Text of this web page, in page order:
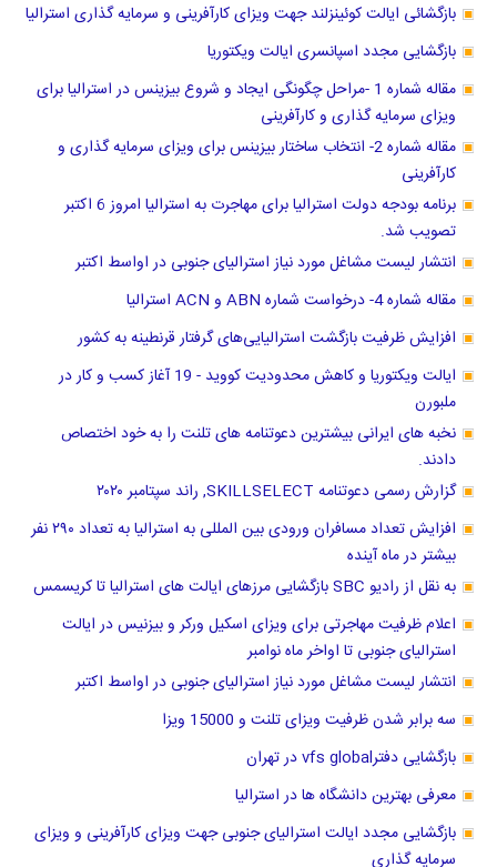
بازگشائی ایالت کوئینزلند جهت ویزای کارآفرینی و سرمایه گذاری استرالیا
بازگشایی مجدد اسپانسری ایالت ویکتوریا
مقاله شماره 1 -مراحل چگونگی ایجاد و شروع بیزینس در استرالیا برای
ویزای سرمایه گذاری و کارآفرینی
مقاله شماره 2- انتخاب ساختار بیزینس برای ویزای سرمایه گذاری و
کارآفرینی
برنامه بودجه دولت استرالیا برای مهاجرت به استرالیا امروز 6 اکتبر
تصویب شد.
انتشار لیست مشاغل مورد نیاز استرالیای جنوبی در اواسط اکتبر
مقاله شماره 4- درخواست شماره ABN و ACN استرالیا
افزایش ظرفیت بازگشت استرالیایی‌های گرفتار قرنطینه به کشور
ایالت ویکتوریا و کاهش محدودیت کووید - 19 آغاز کسب و کار در
ملبورن
نخبه های ایرانی بیشترین دعوتنامه های تلنت را به خود اختصاص
دادند.
گزارش رسمی دعوتنامه SKILLSELECT, راند سپتامبر ۲۰۲۰
افزایش تعداد مسافران ورودی بین المللی به استرالیا به تعداد ۲۹۰ نفر
بیشتر در ماه آینده
به نقل از رادیو SBC بازگشایی مرزهای ایالت های استرالیا تا کریسمس
اعلام ظرفیت مهاجرتی برای ویزای اسکیل ورکر و بیزنیس در ایالت
استرالیای جنوبی تا اواخر ماه نوامبر
انتشار لیست مشاغل مورد نیاز استرالیای جنوبی در اواسط اکتبر
سه برابر شدن ظرفیت ویزای تلنت و 15000 ویزا
بازگشایی دفترvfs global در تهران
معرفی بهترین دانشگاه ها در استرالیا
بازگشایی مجدد ایالت استرالیای جنوبی جهت ویزای کارآفرینی و ویزای
سرمایه گذاری